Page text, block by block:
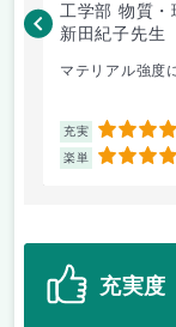
工学部 物質
新田紀子先生
マテリアル強度
充実 4.5
楽単 4
充実度